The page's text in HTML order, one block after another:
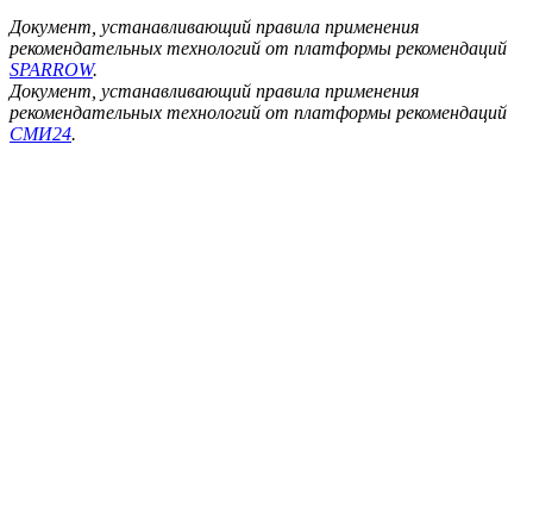
Документ, устанавливающий правила применения
рекомендательных технологий от платформы рекомендаций
SPARROW.
Документ, устанавливающий правила применения
рекомендательных технологий от платформы рекомендаций
СМИ24.